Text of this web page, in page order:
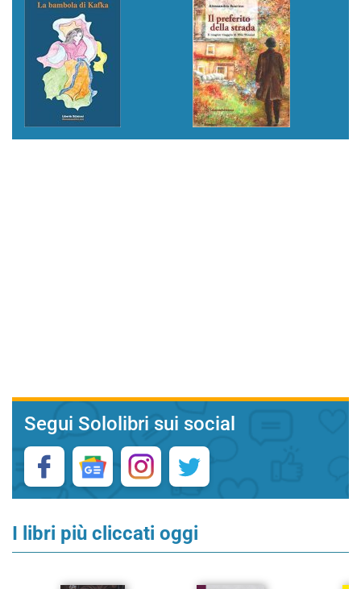
Segui Sololibri sui social
I libri più cliccati oggi